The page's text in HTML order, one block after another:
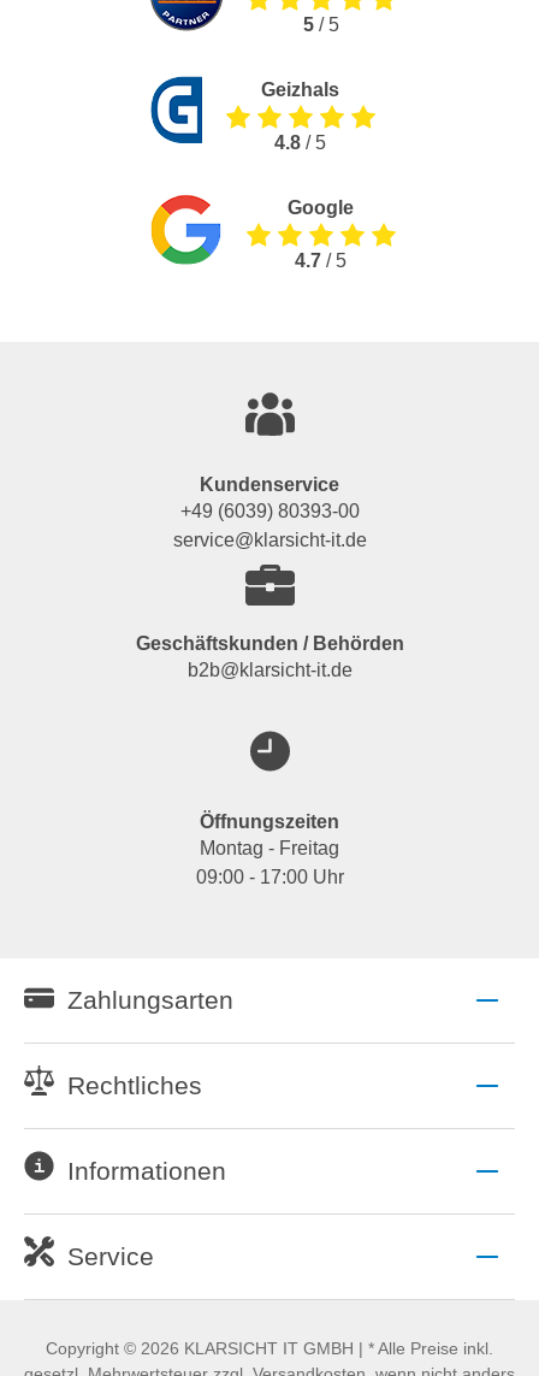
5/ 5
Geizhals
4.8 / 5
Google
4.7 / 5
Kundenservice
+49 (6039) 80393-00
service@klarsicht-it.de
Geschäftskunden / Behörden
b2b@klarsicht-it.de
Öffnungszeiten
Montag - Freitag
09:00 - 17:00 Uhr
Zahlungsarten
Rechtliches
Informationen
Service
Copyright © 2026 KLARSICHT IT GMBH | * Alle Preise inkl.